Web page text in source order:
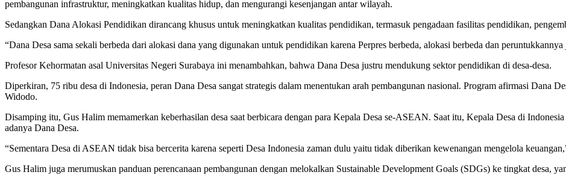
pembangunan infrastruktur, meningkatkan kualitas hidup, dan mengurangi kesenjangan antar wilayah.
Sedangkan Dana Alokasi Pendidikan dirancang khusus untuk meningkatkan kualitas pendidikan, termasuk pengadaan fasilitas pendidikan,
“Dana Desa sama sekali berbeda dari alokasi dana yang digunakan untuk pendidikan karena Perpres berbeda, alokasi berbeda dan peruntukkannya
Profesor Kehormatan asal Universitas Negeri Surabaya ini menambahkan, bahwa Dana Desa justru mendukung sektor pendidikan di desa-desa.
Diperkiran, 75 ribu desa di Indonesia, peran Dana Desa sangat strategis dalam menentukan arah pembangunan nasional. Program afirmasi Dana
Widodo.
Disamping itu, Gus Halim memamerkan keberhasilan desa saat berbicara dengan para Kepala Desa se-ASEAN. Saat itu, Kepala Desa di
adanya Dana Desa.
“Sementara Desa di ASEAN tidak bisa bercerita karena seperti Desa Indonesia zaman dulu yaitu tidak diberikan kewenangan mengelola
Gus Halim juga merumuskan panduan perencanaan pembangunan dengan melokalkan Sustainable Development Goals (SDGs) ke tingkat desa,